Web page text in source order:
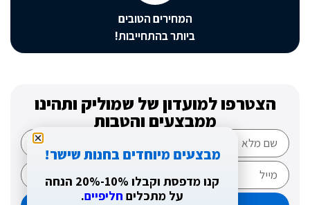
המחירים הטובים
ביותר בהתחייבות!
למועדון של שמוליק ותהינו
ממבצעים והטבות
מבצעים מיוחדים בחנות שישר!
קנו מדפסת וקבלו 10%-20% הנחה
על מתכלים חליפיים.